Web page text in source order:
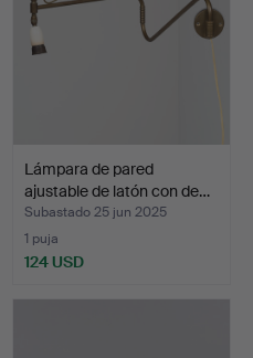
Lámpara de pared
ajustable de latón con de…
Subastado 25 jun 2025
1 puja
124 USD